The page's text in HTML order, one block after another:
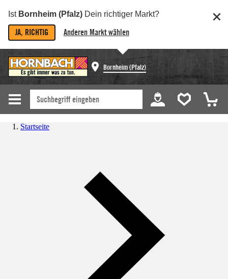
Ist Bornheim (Pfalz) Dein richtiger Markt?
JA, RICHTIG Anderen Markt wählen
Bornheim (Pfalz)
Startseite